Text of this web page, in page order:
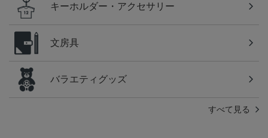
キーホルダー・アクセサリー
文房具
バラエティグッズ
すべて見る